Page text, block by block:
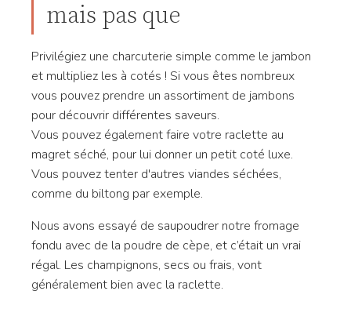
mais pas que
Privilégiez une charcuterie simple comme le jambon
et multipliez les à cotés ! Si vous êtes nombreux
vous pouvez prendre un assortiment de jambons
pour découvrir différentes saveurs.
Vous pouvez également faire votre raclette au
magret séché, pour lui donner un petit coté luxe.
Vous pouvez tenter d'autres viandes séchées,
comme du biltong par exemple.
Nous avons essayé de saupoudrer notre fromage
fondu avec de la poudre de cèpe, et c’était un vrai
régal. Les champignons, secs ou frais, vont
généralement bien avec la raclette.